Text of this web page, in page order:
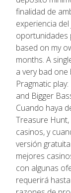
finalidad de
experiencia
oportunidades
based on my
months. A
a very bad
Pragmatic
and Bigger
Cuando haya
Treasure
casinos, y
versión
mejores
con algunas
requerirá